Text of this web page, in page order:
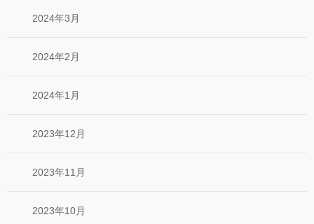
2024年3月
2024年2月
2024年1月
2023年12月
2023年11月
2023年10月